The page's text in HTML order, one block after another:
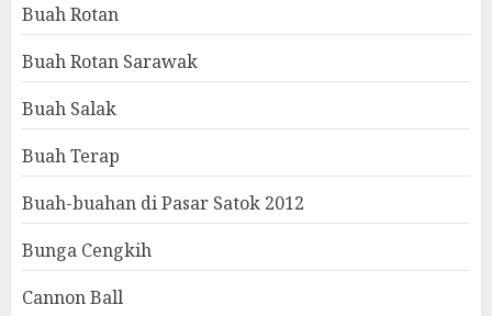
Buah Rotan
Buah Rotan Sarawak
Buah Salak
Buah Terap
Buah-buahan di Pasar Satok 2012
Bunga Cengkih
Cannon Ball